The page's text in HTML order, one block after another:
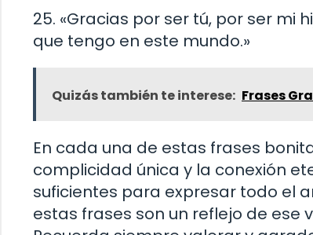
25. «Gracias por ser tú, por ser mi
que tengo en este mundo.»
Quizás también te interese: Frases
En cada una de estas frases
complicidad única y la conexión
suficientes para expresar todo el
estas frases son un reflejo de